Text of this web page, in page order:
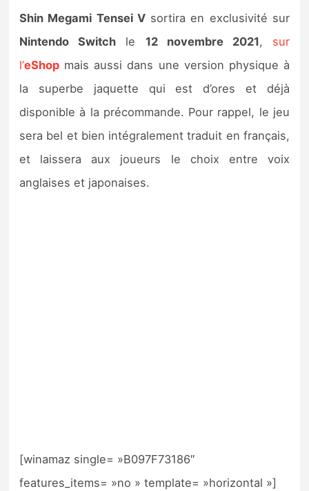
Shin Megami Tensei Vsortira en exclusivité sur
Nintendo Switch le 12 novembre 2021, sur
l’eShop mais aussi dans une version physique à
la superbe jaquette qui est d’ores et déjà
disponible à la précommande. Pour rappel, le jeu
sera bel et bien intégralement traduit en français,
et laissera aux joueurs le choix entre voix
anglaises et japonaises.
[winamaz single= »B097F73186″
features_items= »no » template= »horizontal »]